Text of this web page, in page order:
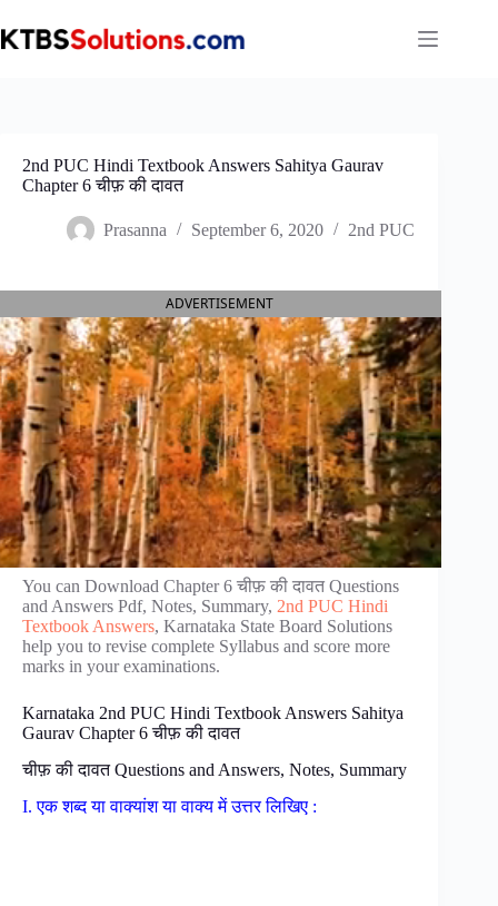
to
content
2nd PUC Hindi Textbook Answers Sahitya Gaurav
Chapter 6 चीफ़ की दावत
Prasanna September 6, 2020 2nd PUC
ADVERTISEMENT
You can Download Chapter 6 चीफ़ की दावत Questions
and Answers Pdf, Notes, Summary, 2nd PUC Hindi
Textbook Answers, Karnataka State Board Solutions
help you to revise complete Syllabus and score more
marks in your examinations.
Karnataka 2nd PUC Hindi Textbook Answers Sahitya
Gaurav Chapter 6 चीफ़ की दावत
चीफ़ की दावत Questions and Answers, Notes, Summary
I. एक शब्द या वाक्यांश या वाक्य में उत्तर लिखिए :